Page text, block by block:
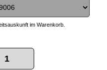
im Warenkorb.